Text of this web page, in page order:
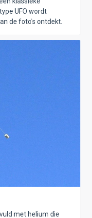
UFO wordt
de foto's ontdekt.
met helium die